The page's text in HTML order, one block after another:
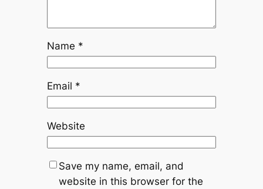
Name *
Email *
Website
Save my name, email, and
website in this browser for the